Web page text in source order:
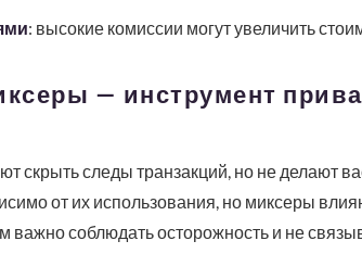
: высокие комиссии могут увеличить
— инструмент
скрыть следы транзакций, но не делают
от их использования, но миксеры
важно соблюдать осторожность и не